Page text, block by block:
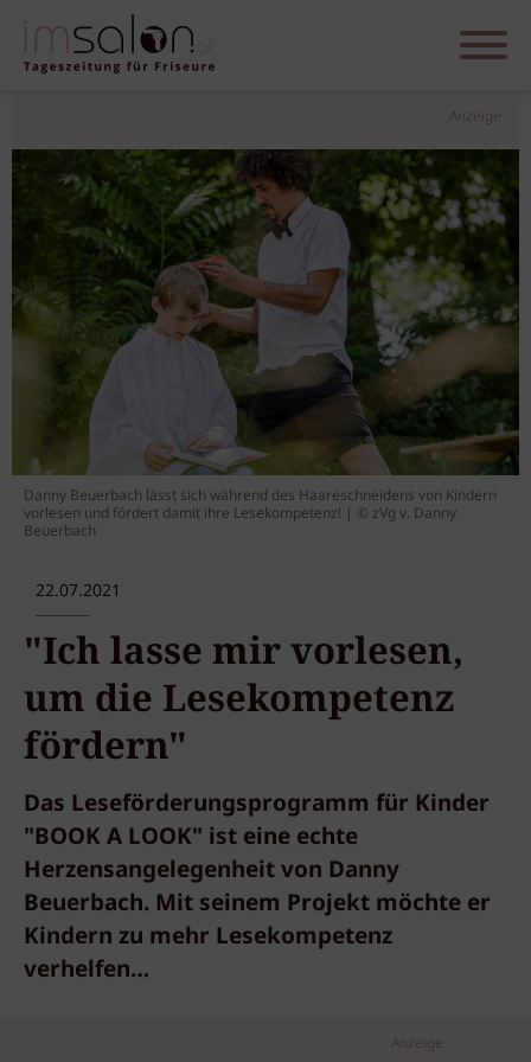
Anzeige
Danny Beuerbach lässt sich während des Haareschneidens von Kindern
vorlesen und fördert damit ihre Lesekompetenz! | © zVg v. Danny
Beuerbach
22.07.2021
"Ich lasse mir vorlesen,
um die Lesekompetenz
fördern"
Das Leseförderungsprogramm für Kinder
"BOOK A LOOK" ist eine echte
Herzensangelegenheit von Danny
Beuerbach. Mit seinem Projekt möchte er
Kindern zu mehr Lesekompetenz
verhelfen…
Anzeige